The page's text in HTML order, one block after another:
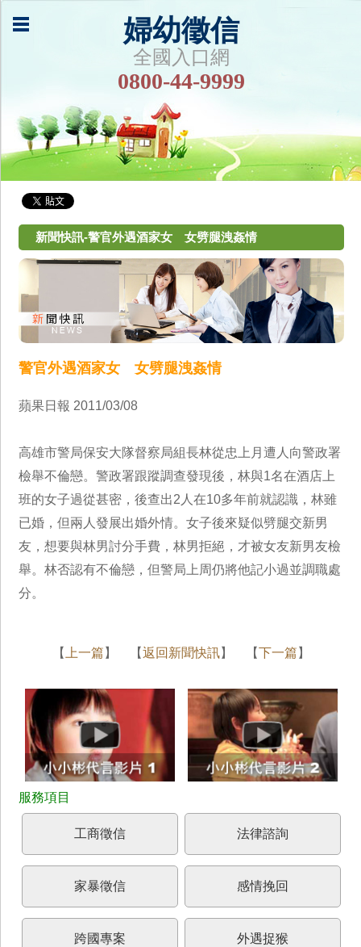
婦幼徵信
全國入口網
0800-44-9999
新聞快訊-警官外遇酒家女 女劈腿洩姦情
警官外遇酒家女 女劈腿洩姦情
蘋果日報 2011/03/08
高雄市警局保安大隊督察局組長林從忠上月遭人向警政署
檢舉不倫戀。警政署跟蹤調查發現後，林與1名在酒店上
班的女子過從甚密，後查出2人在10多年前就認識，林雖
已婚，但兩人發展出婚外情。女子後來疑似劈腿交新男
友，想要與林男討分手費，林男拒絕，才被女友新男友檢
舉。林否認有不倫戀，但警局上周仍將他記小過並調職處
分。
【 上一篇 】 【返回新聞快訊】 【下一篇 】
工商徵信 法律諮詢
家暴徵信 感情挽回
跨國專案 外遇捉猴